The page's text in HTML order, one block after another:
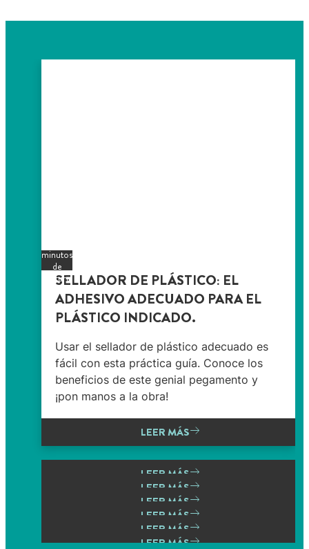
minutos
de
lectura
SELLADOR DE PLÁSTICO: EL
ADHESIVO ADECUADO PARA EL
PLÁSTICO INDICADO.
Usar el sellador de plástico adecuado es
fácil con esta práctica guía. Conoce los
beneficios de este genial pegamento y
¡pon manos a la obra!
LEER MÁS
LEER MÁS
LEER MÁS
LEER MÁS
LEER MÁS
LEER MÁS
LEER MÁS